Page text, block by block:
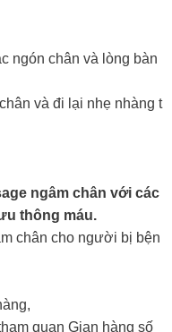
ngón chân và lòng bàn
và đi lại nhẹ nhàng t
ngâm chân với các
thông máu.
chân cho người bị bện
quan Gian hàng số